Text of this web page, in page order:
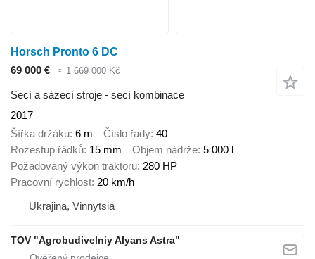
Horsch Pronto 6 DC
69 000 €
≈ 1 669 000 Kč
Secí a sázecí stroje - secí kombinace
2017
Šířka držáku 6 m Číslo řady 40
Rozestup řádků 15 mm Objem nádrže 5 000 l
Požadovaný výkon traktoru 280 HP
Pracovní rychlost 20 km/h
Ukrajina, Vinnytsia
TOV "Agrobudivelniy Alyans Astra"